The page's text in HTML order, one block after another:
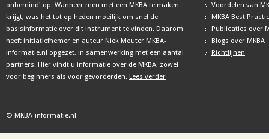
onbemind' op. Wanneer men met een MKBA te maken
krijgt, was het tot op heden moeilijk om snel de
basisinformatie over dit instrument te vinden. Daarom
heeft initiatiefnemer en auteur Niek Mouter MKBA-
informatie.nl opgezet, in samenwerking met een aantal
partners. Hier vindt u informatie over de MKBA, zowel
voor beginners als voor gevorderden. Lees verder
Voordelen van
MKBA Best
Publicaties over
Blogs over MKBA
Richtlijnen
© MKBA-informatie.nl